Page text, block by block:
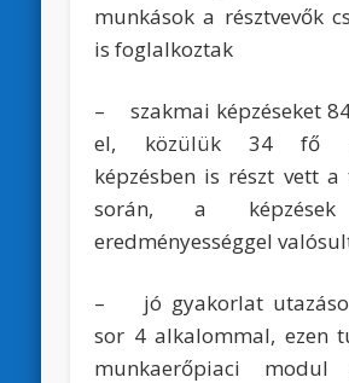
munkások a résztvevők
is foglalkoztak
– szakmai képzéseket
el, közülük 34 fő
képzésben is részt vett
során, a képzések
eredményességgel
– jó gyakorlat
sor 4 alkalommal, ezen
munkaerőpiaci modul